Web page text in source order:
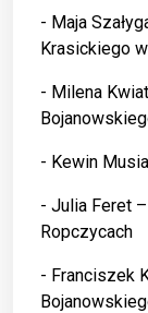
- Maja
Krasickiego
- Milena
- Kewin
- Julia Feret
Ropczycach
- Franciszek